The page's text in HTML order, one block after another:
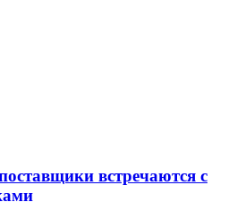
встречаются с